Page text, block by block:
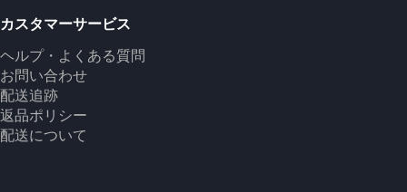
カスタマーサービス
ヘルプ・よくある質問
お問い合わせ
配送追跡
返品ポリシー
配送について